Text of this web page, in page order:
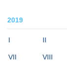
2019
I II
VII VIII